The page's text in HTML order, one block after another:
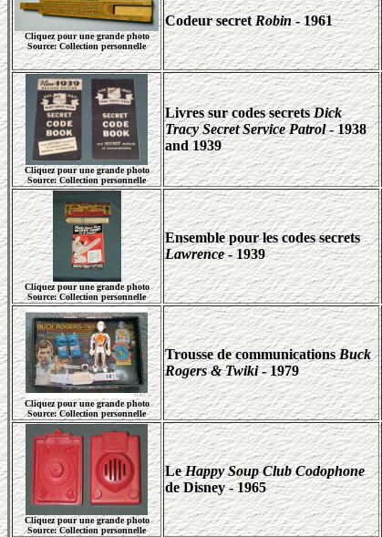
Cliquez pour une grande photo
Source: Collection personnelle
Codeur secretRobin- 1961
Cliquez pour une grande photo
Source: Collection personnelle
Livres sur codes secretsDick
Tracy Secret Service Patrol- 1938
and 1939
Cliquez pour une grande photo
Source: Collection personnelle
Ensemble pour les codes secrets
Lawrence- 1939
Cliquez pour une grande photo
Source: Collection personnelle
Trousse de communicationsBuck
Rogers & Twiki- 1979
Cliquez pour une grande photo
Source: Collection personnelle
LeHappy Soup Club Codophone
de Disney - 1965